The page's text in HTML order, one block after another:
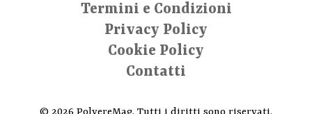
Termini e Condizioni
Privacy Policy
Cookie Policy
Contatti